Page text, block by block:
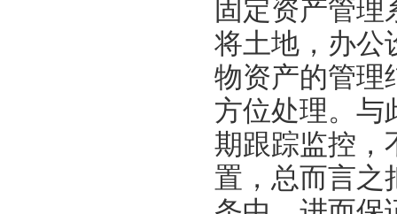
固定资产管理
将土地，办公
物资产的管理
方位处理。与
期跟踪监控，
置，总而言之